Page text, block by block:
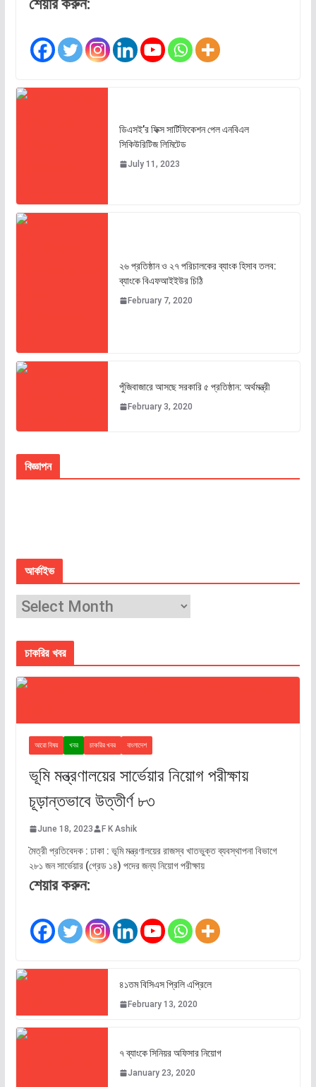
শেয়ার করুন:
ডিএসই’র ফিক্স সার্টিফিকেশন পেল এনবিএল
সিকিউরিটিজ লিমিটেড
July 11, 2023
২৬ প্রতিষ্ঠান ও ২৭ পরিচালকের ব্যাংক হিসাব তলব:
ব্যাংকে বিএফআইইউর চিঠি
February 7, 2020
পুঁজিবাজারে আসছে সরকারি ৫ প্রতিষ্ঠান: অর্থমন্ত্রী
February 3, 2020
বিজ্ঞাপন
আর্কাইভ
চাকরির খবর
আরো বিষয় খবর চাকরির খবর বাংলাদেশ
ভূমি মন্ত্রণালয়ের সার্ভেয়ার নিয়োগ পরীক্ষায়
চূড়ান্তভাবে উত্তীর্ণ ৮৩
June 18, 2023 F K Ashik
মৈত্রী প্রতিবেদক : ঢাকা : ভূমি মন্ত্রণালয়ের রাজস্ব খাতভুক্ত ব্যবস্থাপনা বিভাগে
২৮১ জন সার্ভেয়ার (গ্রেড ১৪) পদের জন্য নিয়োগ পরীক্ষায়
শেয়ার করুন:
৪১তম বিসিএস প্রিলি এপ্রিলে
February 13, 2020
৭ ব্যাংকে সিনিয়র অফিসার নিয়োগ
January 23, 2020